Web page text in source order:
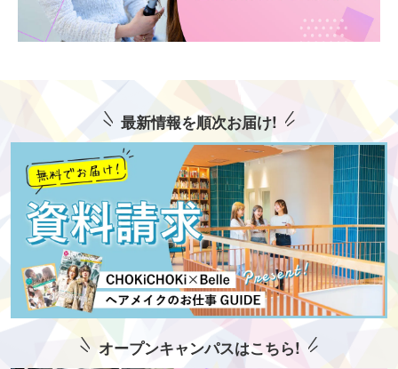
最新情報を順次お届け!
オープンキャンパスはこちら!